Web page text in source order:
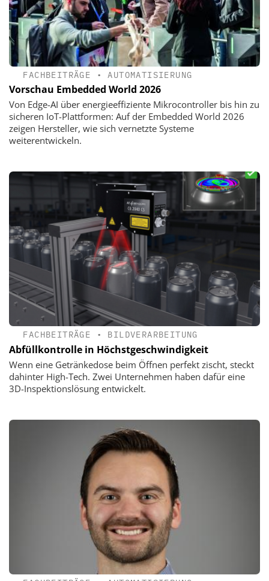
FACHBEITRÄGE •AUTOMATISIERUNG
Vorschau Embedded World 2026
Von Edge-AI über energieeffiziente Mikrocontroller bis hin zu
sicheren IoT-Plattformen: Auf der Embedded World 2026
zeigen Hersteller, wie sich vernetzte Systeme
weiterentwickeln.
FACHBEITRÄGE • BILDVERARBEITUNG
Abfüllkontrolle in Höchstgeschwindigkeit
Wenn eine Getränkedose beim Öffnen perfekt zischt, steckt
dahinter High-Tech. Zwei Unternehmen haben dafür eine
3D-Inspektionslösung entwickelt.